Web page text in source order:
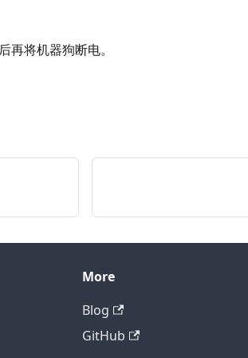
再将机器狗断电。
More
Blog
GitHub